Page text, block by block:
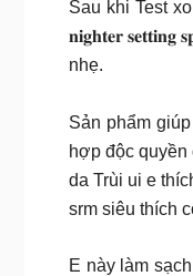
Sau khi Test
𝐧𝐢𝐠𝐡𝐭𝐞𝐫
nhẹ.
Sản phẩm
hợp độc
da Trùi ui e
srm siêu thích
E này làm